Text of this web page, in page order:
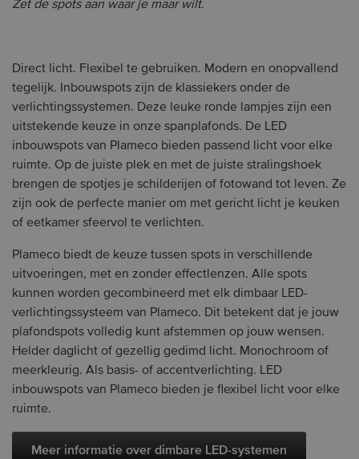
Zet de spots aan waar je maar wilt.
Direct licht. Flexibel te gebruiken. Modern en onopvallend
tegelijk. Inbouwspots zijn de klassiekers onder de
verlichtingssystemen. Deze leuke ronde lampjes zijn een
uitstekende keuze in onze spanplafonds. De LED
inbouwspots van Plameco bieden passend licht voor elke
ruimte. Op de juiste plek en met de juiste stralingshoek
brengen de spotjes je schilderijen of fotowand tot leven. Ze
zijn ook de perfecte manier om met gericht licht je keuken
of eetkamer sfeervol te verlichten.
Plameco biedt de keuze tussen spots in verschillende
uitvoeringen, met en zonder effectlenzen. Alle spots
kunnen worden gecombineerd met elk dimbaar LED-
verlichtingssysteem van Plameco. Dit betekent dat je jouw
plafondspots volledig kunt afstemmen op jouw wensen.
Helder daglicht of gezellig gedimd licht. Monochroom of
meerkleurig. Als basis- of accentverlichting. LED
inbouwspots van Plameco bieden je flexibel licht voor elke
ruimte.
Meer informatie over dimbare LED-systemen